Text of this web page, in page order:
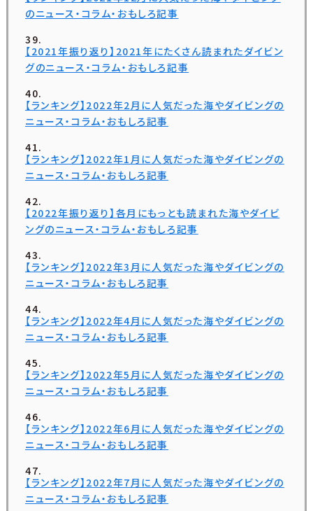
のニュース・コラム・おもしろ記事
【2021年振り返り】2021年にたくさん読まれたダイビン
グのニュース・コラム・おもしろ記事
【ランキング】2022年2月に人気だった海やダイビングの
ニュース・コラム・おもしろ記事
【ランキング】2022年1月に人気だった海やダイビングの
ニュース・コラム・おもしろ記事
【2022年振り返り】各月にもっとも読まれた海やダイビ
ングのニュース・コラム・おもしろ記事
【ランキング】2022年3月に人気だった海やダイビングの
ニュース・コラム・おもしろ記事
【ランキング】2022年4月に人気だった海やダイビングの
ニュース・コラム・おもしろ記事
【ランキング】2022年5月に人気だった海やダイビングの
ニュース・コラム・おもしろ記事
【ランキング】2022年6月に人気だった海やダイビングの
ニュース・コラム・おもしろ記事
【ランキング】2022年7月に人気だった海やダイビングの
ニュース・コラム・おもしろ記事